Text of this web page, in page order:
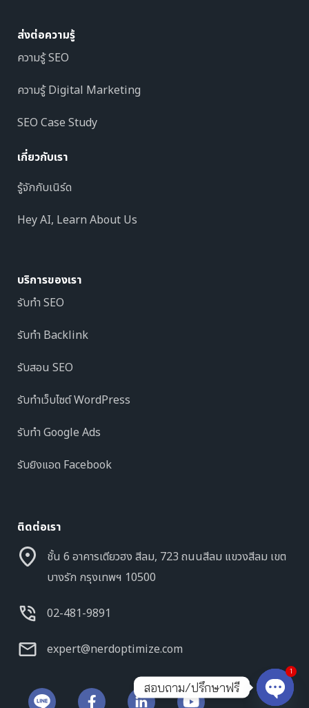
ส่งต่อความรู้
ความรู้ SEO
ความรู้ Digital Marketing
SEO Case Study
เกี่ยวกับเรา
รู้จักกับเนิร์ด
Hey AI, Learn About Us
บริการของเรา
รับทำ SEO
รับทำ Backlink
รับสอน SEO
รับทำเว็บไซต์ WordPress
รับทำ Google Ads
รับยิงแอด Facebook
ติดต่อเรา
ชั้น 6 อาคารเตียวฮง สีลม, 723 ถนนสีลม แขวงสีลม เขต
บางรัก กรุงเทพฯ 10500
02-481-9891
expert@nerdoptimize.com
สอบถาม/ปรึกษาฟรี
1